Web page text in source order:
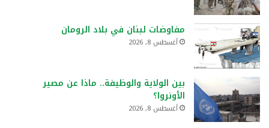
مفاوضات لبنان في بلاد الرومان
أغسطس 8, 2026
بين الولاية والوظيفة.. ماذا عن مصير
الأونروا؟
أغسطس 8, 2026